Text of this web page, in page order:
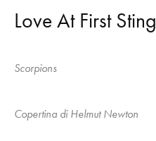
Love At First Sting
Scorpions
Copertina di Helmut Newton